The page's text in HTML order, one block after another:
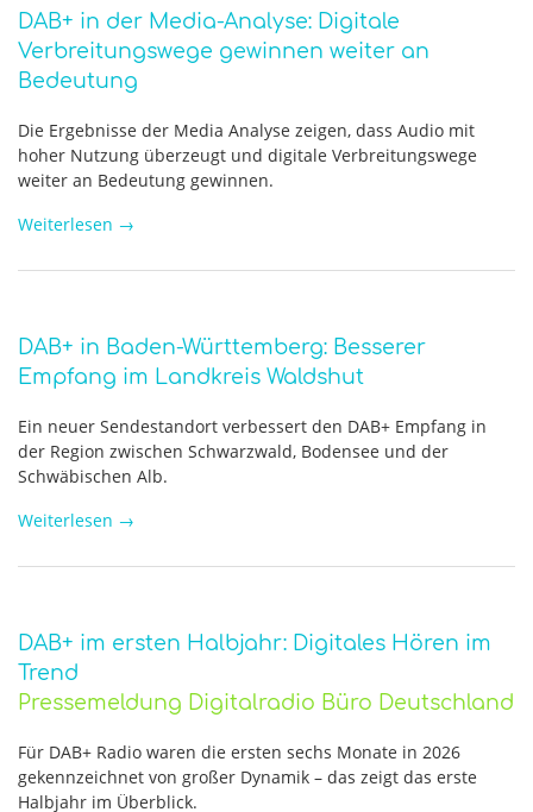
DAB+ in der Media-Analyse: Digitale
Verbreitungswege gewinnen weiter an
Bedeutung
Die Ergebnisse der Media Analyse zeigen, dass Audio mit
hoher Nutzung überzeugt und digitale Verbreitungswege
weiter an Bedeutung gewinnen.
Weiterlesen →
DAB+ in Baden-Württemberg: Besserer
Empfang im Landkreis Waldshut
Ein neuer Sendestandort verbessert den DAB+ Empfang in
der Region zwischen Schwarzwald, Bodensee und der
Schwäbischen Alb.
Weiterlesen →
DAB+ im ersten Halbjahr: Digitales Hören im
Trend
Pressemeldung Digitalradio Büro Deutschland
Für DAB+ Radio waren die ersten sechs Monate in 2026
gekennzeichnet von großer Dynamik – das zeigt das erste
Halbjahr im Überblick.